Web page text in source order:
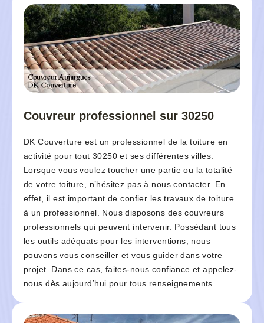
Couvreur professionnel sur 30250
DK Couverture est un professionnel de la toiture en
activité pour tout 30250 et ses différentes villes.
Lorsque vous voulez toucher une partie ou la totalité
de votre toiture, n’hésitez pas à nous contacter. En
effet, il est important de confier les travaux de toiture
à un professionnel. Nous disposons des couvreurs
professionnels qui peuvent intervenir. Possédant tous
les outils adéquats pour les interventions, nous
pouvons vous conseiller et vous guider dans votre
projet. Dans ce cas, faites-nous confiance et appelez-
nous dès aujourd’hui pour tous renseignements.